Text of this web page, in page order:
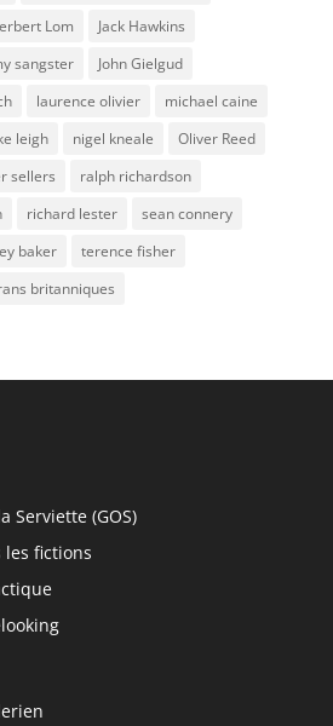
Lom
Jack Hawkins
sangster
John Gielgud
laurence olivier
michael caine
leigh nigel kneale
Oliver Reed
sellers
ralph richardson
richard lester
sean connery
baker
terence fisher
britanniques
Serviette (GOS)
les fictions